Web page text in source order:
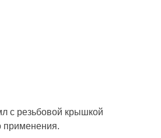
с резьбовой крышкой
применения.